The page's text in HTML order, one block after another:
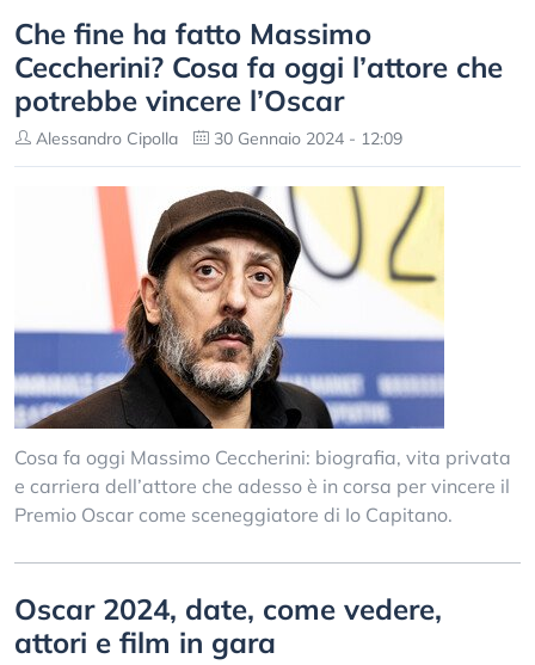
Che fine ha fatto Massimo
Ceccherini? Cosa fa oggi l’attore che
potrebbe vincere l’Oscar
Alessandro Cipolla 30 Gennaio 2024 - 12:09
Cosa fa oggi Massimo Ceccherini: biografia, vita privata
e carriera dell’attore che adesso è in corsa per vincere il
Premio Oscar come sceneggiatore di Io Capitano.
Oscar 2024, date, come vedere,
attori e film in gara